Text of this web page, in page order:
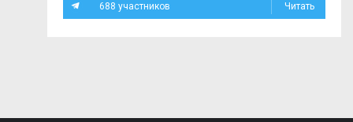
688 участников Читать